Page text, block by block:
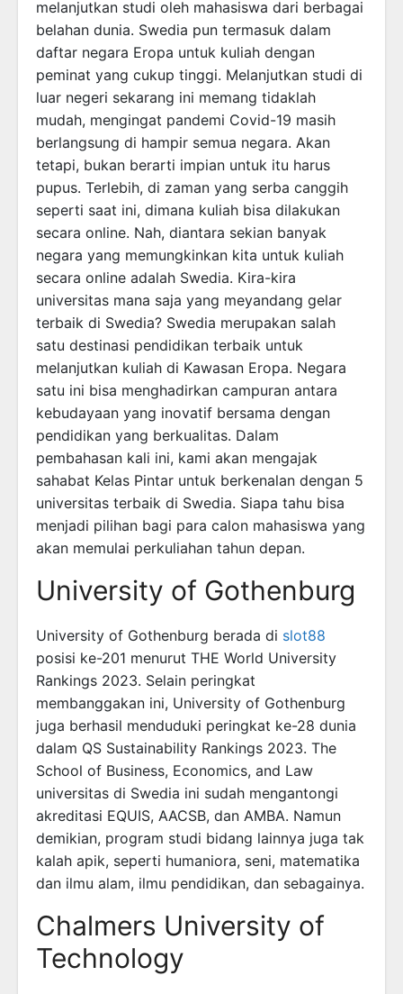
melanjutkan studi oleh mahasiswa dari berbagai
belahan dunia. Swedia pun termasuk dalam
daftar negara Eropa untuk kuliah dengan
peminat yang cukup tinggi. Melanjutkan studi di
luar negeri sekarang ini memang tidaklah
mudah, mengingat pandemi Covid-19 masih
berlangsung di hampir semua negara. Akan
tetapi, bukan berarti impian untuk itu harus
pupus. Terlebih, di zaman yang serba canggih
seperti saat ini, dimana kuliah bisa dilakukan
secara online. Nah, diantara sekian banyak
negara yang memungkinkan kita untuk kuliah
secara online adalah Swedia. Kira-kira
universitas mana saja yang meyandang gelar
terbaik di Swedia? Swedia merupakan salah
satu destinasi pendidikan terbaik untuk
melanjutkan kuliah di Kawasan Eropa. Negara
satu ini bisa menghadirkan campuran antara
kebudayaan yang inovatif bersama dengan
pendidikan yang berkualitas. Dalam
pembahasan kali ini, kami akan mengajak
sahabat Kelas Pintar untuk berkenalan dengan 5
universitas terbaik di Swedia. Siapa tahu bisa
menjadi pilihan bagi para calon mahasiswa yang
akan memulai perkuliahan tahun depan.
University of Gothenburg
University of Gothenburg berada di slot88
posisi ke-201 menurut THE World University
Rankings 2023. Selain peringkat
membanggakan ini, University of Gothenburg
juga berhasil menduduki peringkat ke-28 dunia
dalam QS Sustainability Rankings 2023. The
School of Business, Economics, and Law
universitas di Swedia ini sudah mengantongi
akreditasi EQUIS, AACSB, dan AMBA. Namun
demikian, program studi bidang lainnya juga tak
kalah apik, seperti humaniora, seni, matematika
dan ilmu alam, ilmu pendidikan, dan sebagainya.
Chalmers University of
Technology